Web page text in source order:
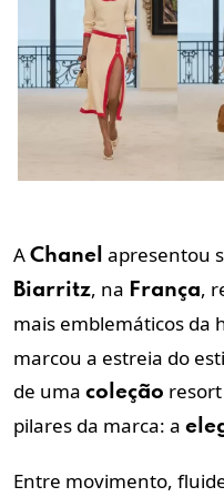
A Chanel apresentou
Biarritz, na França,
mais emblemáticos da
marcou a estreia do
de uma coleção
pilares da marca: a
Entre movimento,